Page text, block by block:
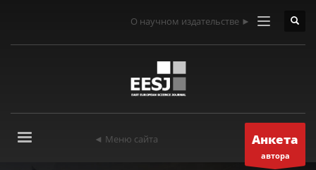
О научном издательстве ►
◄ Меню сайта Анкета
автора